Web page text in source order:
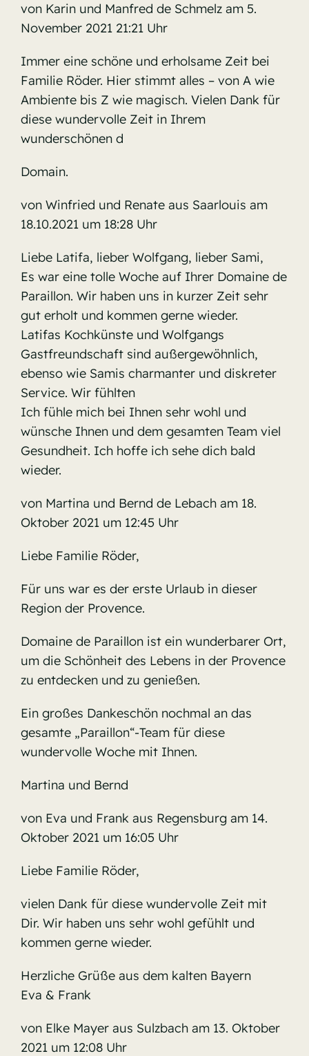
von Karin und Manfred de Schmelz am 5.
November 2021 21:21 Uhr
Immer eine schöne und erholsame Zeit bei
Familie Röder. Hier stimmt alles – von A wie
Ambiente bis Z wie magisch. Vielen Dank für
diese wundervolle Zeit in Ihrem
wunderschönen d
Domain.
von Winfried und Renate aus Saarlouis am
18.10.2021 um 18:28 Uhr
Liebe Latifa, lieber Wolfgang, lieber Sami,
Es war eine tolle Woche auf Ihrer Domaine de
Paraillon. Wir haben uns in kurzer Zeit sehr
gut erholt und kommen gerne wieder.
Latifas Kochkünste und Wolfgangs
Gastfreundschaft sind außergewöhnlich,
ebenso wie Samis charmanter und diskreter
Service. Wir fühlten
Ich fühle mich bei Ihnen sehr wohl und
wünsche Ihnen und dem gesamten Team viel
Gesundheit. Ich hoffe ich sehe dich bald
wieder.
von Martina und Bernd de Lebach am 18.
Oktober 2021 um 12:45 Uhr
Liebe Familie Röder,
Für uns war es der erste Urlaub in dieser
Region der Provence.
Domaine de Paraillon ist ein wunderbarer Ort,
um die Schönheit des Lebens in der Provence
zu entdecken und zu genießen.
Ein großes Dankeschön nochmal an das
gesamte „Paraillon“-Team für diese
wundervolle Woche mit Ihnen.
Martina und Bernd
von Eva und Frank aus Regensburg am 14.
Oktober 2021 um 16:05 Uhr
Liebe Familie Röder,
vielen Dank für diese wundervolle Zeit mit
Dir. Wir haben uns sehr wohl gefühlt und
kommen gerne wieder.
Herzliche Grüße aus dem kalten Bayern
Eva & Frank
von Elke Mayer aus Sulzbach am 13. Oktober
2021 um 12:08 Uhr